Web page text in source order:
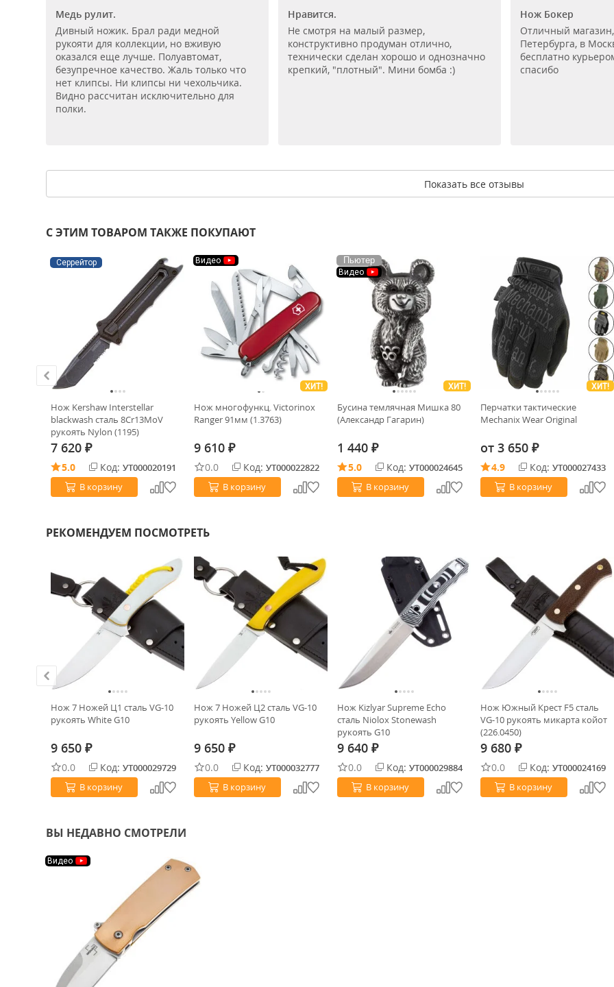
Медь рулит.
Дивный ножик. Брал ради медной
рукояти для коллекции, но вживую
оказался еще лучше. Полуавтомат,
безупречное качество. Жаль только что
нет клипсы. Ни клипсы ни чехольчика.
Видно рассчитан исключительно для
полки.
Нравится.
Не смотря на малый размер,
конструктивно продуман отлично,
технически сделан хорошо и однозначно
крепкий, "плотный". Мини бомба :)
Нож Бокер
Отличный
Петербурга, в
бесплатно
спасибо
Показать все отзывы
С ЭТИМ ТОВАРОМ ТАКЖЕ ПОКУПАЮТ
Серрейтор
Нож Kershaw Interstellar
blackwash cталь 8Cr13MoV
рукоять Nylon (1195)
7 620 ₽
5.0 Код: УТ000020191
В корзину
Видео
ХИТ!
Нож многофункц. Victorinox
Ranger 91мм (1.3763)
9 610 ₽
0.0 Код: УТ000022822
В корзину
Пьютер
Видео
ХИТ!
Бусина темлячная Мишка 80
(Александр Гагарин)
1 440 ₽
5.0 Код: УТ000024645
В корзину
ХИТ!
Перчатки тактические
Mechanix Wear Original
от 3 650 ₽
4.9 Код: УТ000027433
В корзину
РЕКОМЕНДУЕМ ПОСМОТРЕТЬ
Нож 7 Ножей Ц1 сталь VG-10
рукоять White G10
9 650 ₽
0.0 Код: УТ000029729
В корзину
Нож 7 Ножей Ц2 сталь VG-10
рукоять Yellow G10
9 650 ₽
0.0 Код: УТ000032777
В корзину
Нож Kizlyar Supreme Echo
сталь Niolox Stonewash
рукоять G10
9 640 ₽
0.0 Код: УТ000029884
В корзину
Нож Южный Крест F5 сталь
VG-10 рукоять микарта койот
(226.0450)
9 680 ₽
0.0 Код: УТ000024169
В корзину
ВЫ НЕДАВНО СМОТРЕЛИ
Видео